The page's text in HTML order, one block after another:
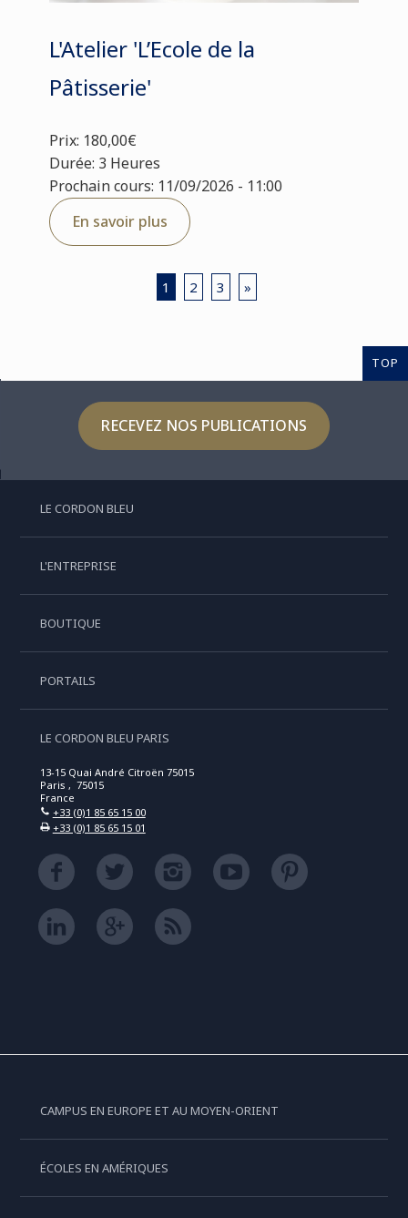
L'Atelier 'L’Ecole de la
Pâtisserie'
Prix: 180,00€
Durée: 3 Heures
Prochain cours: 11/09/2026 - 11:00
En savoir plus
1 2 3 »
TOP
RECEVEZ NOS PUBLICATIONS
LE CORDON BLEU
L'ENTREPRISE
BOUTIQUE
PORTAILS
LE CORDON BLEU PARIS
13-15 Quai André Citroën 75015
Paris , 75015
France
+33 (0)1 85 65 15 00
+33 (0)1 85 65 15 01
CAMPUS EN EUROPE ET AU MOYEN-ORIENT
ÉCOLES EN AMÉRIQUES